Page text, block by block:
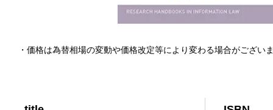
・価格は為替相場の変動や価格改定等により変わる場合がござい